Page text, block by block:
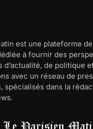
est une plateforme
à fournir des
d’actualité, de politique
avec un réseau de
spécialisés dans la